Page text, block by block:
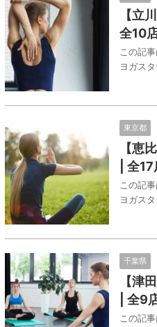
【立
全10
この記
ヨガス
東京都
【恵
| 全
この記
ヨガス
千葉県
【津
| 全9
この記